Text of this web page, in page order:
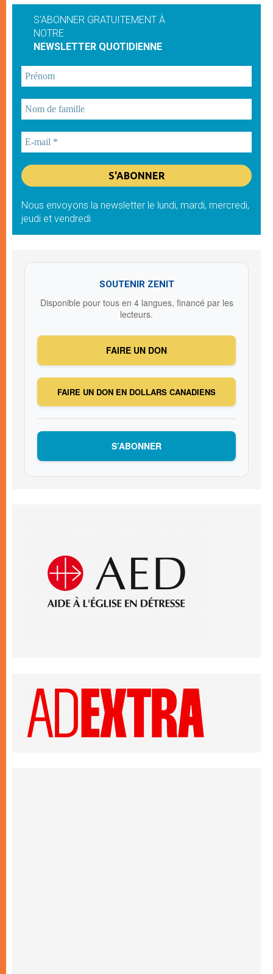
S'ABONNER GRATUITEMENT À
NOTRE
NEWSLETTER QUOTIDIENNE
Nous envoyons la newsletter le lundi, mardi, mercredi,
jeudi et vendredi
SOUTENIR ZENIT
Disponible pour tous en 4 langues, financé par les
lecteurs.
FAIRE UN DON
FAIRE UN DON EN DOLLARS CANADIENS
S’ABONNER